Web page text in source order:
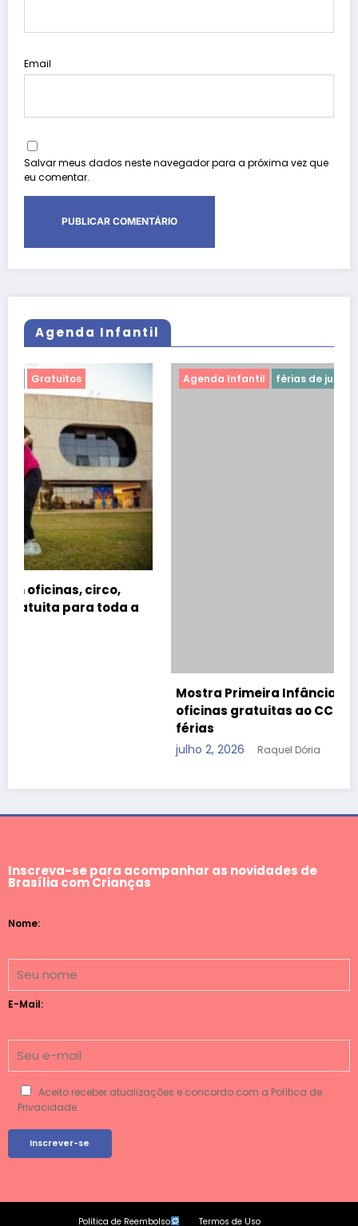
Email
Salvar meus dados neste navegador para a próxima vez que
eu comentar.
Agenda Infantil
Agenda Infantil férias de julho Gratuitos
Mostra Primeira Infância leva teatro, cinema e
oficinas gratuitas ao CCBB Brasília durante as
julho 2, 2026 Raquel Dória
Inscreva-se para acompanhar as novidades de
Brasília com Crianças
Nome:
E-Mail:
Aceito receber atualizações e concordo com a Política de
Privacidade.
Política de Reembolso Termos de Uso